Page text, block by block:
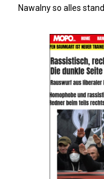
Nawalny so alles stand.